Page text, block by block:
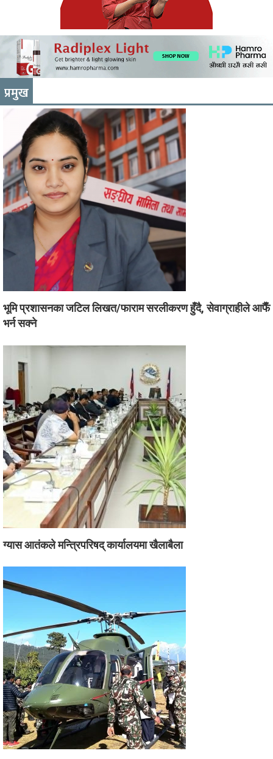
प्रमुख
भूमि प्रशासनका जटिल लिखत/फाराम सरलीकरण हुँदै, सेवाग्राहीले आफैँ
भर्न सक्ने
ग्यास आतंकले मन्त्रिपरिषद् कार्यालयमा खैलाबैला